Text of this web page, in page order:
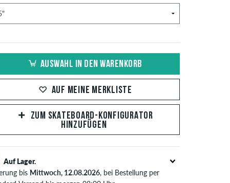
AUSWAHL IN DEN WARENKORB
AUF MEINE MERKLISTE
ZUM SKATEBOARD-KONFIGURATOR
HINZUFÜGEN
Auf Lager.
bis Mittwoch, 12.08.2026, bei Bestellung per